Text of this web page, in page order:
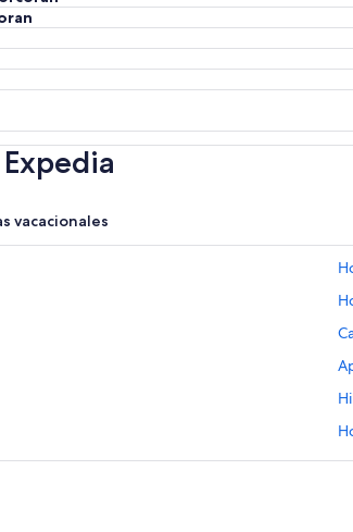
vacacionales